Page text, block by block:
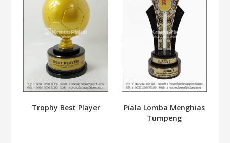
Trophy Best Player
Piala Lomba Menghias
Tumpeng